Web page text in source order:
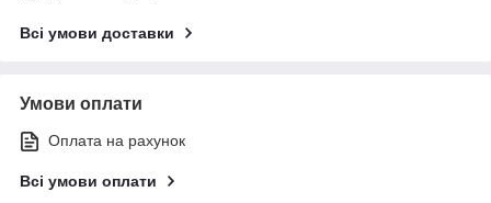
Всі умови доставки
Умови оплати
Оплата на рахунок
Всі умови оплати